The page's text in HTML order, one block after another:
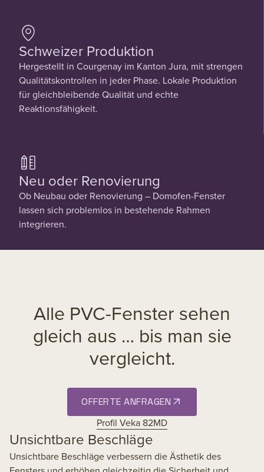
Schweizer Produktion
Hergestellt in Courgenay im Kanton Jura, mit strengen
Qualitätskontrollen in jeder Phase. Lokale Produktion
für gleichbleibende Qualität und echte
Reaktionsfähigkeit.
Neu oder Renovierung
Ob Neubau oder Renovierung – Domofen-Fenster
lassen sich problemlos in bestehende Rahmen
integrieren.
Alle PVC-Fenster sehen
gleich aus … bis man sie
vergleicht.
OFFERTE ANFRAGEN
Profil Veka 82MD
Unsichtbare Beschläge
Unsichtbare Beschläge verbessern die Ästhetik des